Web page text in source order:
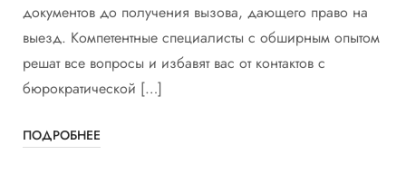
документов до получения вызова, дающего право на
выезд. Компетентные специалисты с обширным опытом
решат все вопросы и избавят вас от контактов с
бюрократической […]
ПОДРОБНЕЕ